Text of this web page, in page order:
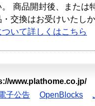
。 商品開封後、または
交換はお受けいたし
いて詳しくはこちら
www.plathome.co.jp/
子公告 OpenBlocks